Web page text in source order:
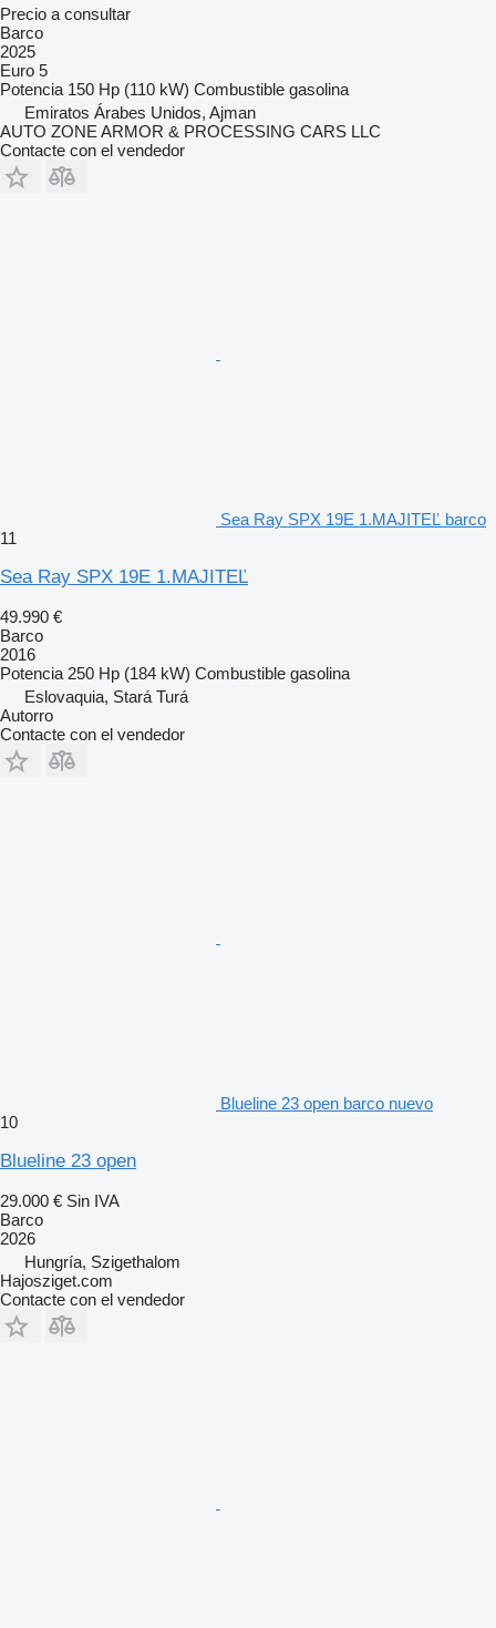
Precio a consultar
Barco
2025
Euro 5
Potencia 150 Hp (110 kW) Combustible gasolina
Emiratos Árabes Unidos, Ajman
AUTO ZONE ARMOR & PROCESSING CARS LLC
Contacte con el vendedor
Sea Ray SPX 19E 1.MAJITEĽ barco
11
Sea Ray SPX 19E 1.MAJITEĽ
49.990 €
Barco
2016
Potencia 250 Hp (184 kW) Combustible gasolina
Eslovaquia, Stará Turá
Autorro
Contacte con el vendedor
Blueline 23 open barco nuevo
10
Blueline 23 open
29.000 € Sin IVA
Barco
2026
Hungría, Szigethalom
Hajosziget.com
Contacte con el vendedor